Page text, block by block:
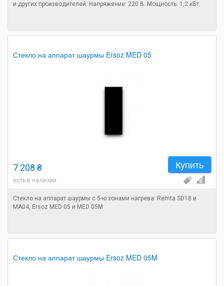
и других производителей. Напряжение: 220 В. Мощность: 1,2 кВт.
Стекло на аппарат шаурмы Ersoz MED 05
Купить
7 208 ₴
есть в наличии
Стекло на аппарат шаурмы с 5-ю зонами нагрева: Remta SD18 и
MA04, Ersoz MED 05 и MED 05M
Стекло на аппарат шаурмы Ersoz MED 05M